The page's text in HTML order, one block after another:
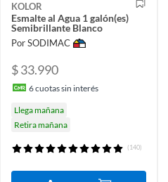
KOLOR
Esmalte al Agua 1 galón(es)
Semibrillante Blanco
Por SODIMAC
$ 33.990
6cuotas sin interés
Llega mañana
Retira mañana
(140)